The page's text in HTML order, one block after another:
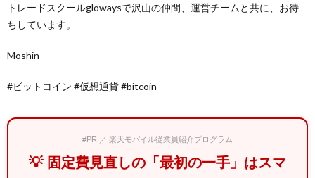
トレードスクールglowaysで沢山の仲間、運営チームと共に、お待
ちしています。
Moshin
#ビットコイン #仮想通貨 #bitcoin
#PR ／ 楽天モバイル従業員紹介プログラム
💡 固定費見直しの「最初の一手」はスマ